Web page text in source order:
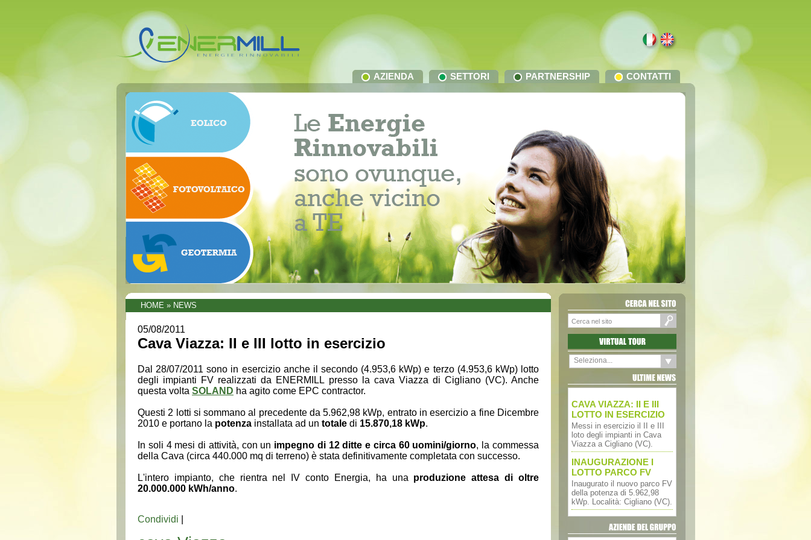
AZIENDA SETTORI PARTNERSHIP CONTATTI
HOME » NEWS
05/08/2011
Cava Viazza: II e III lotto in esercizio
Dal 28/07/2011 sono in esercizio anche il secondo (4.953,6 kWp) e terzo (4.953,6 kWp) lotto
degli impianti FV realizzati da ENERMILL presso la cava Viazza di Cigliano (VC). Anche
questa volta SOLAND ha agito come EPC contractor.
Questi 2 lotti si sommano al precedente da 5.962,98 kWp, entrato in esercizio a fine Dicembre
2010 e portano la potenza installata ad un totale di 15.870,18 kWp.
In soli 4 mesi di attività, con un impegno di 12 ditte e circa 60 uomini/giorno, la commessa
della Cava (circa 440.000 mq di terreno) è stata definitivamente completata con successo.
L'intero impianto, che rientra nel IV conto Energia, ha una produzione attesa di oltre
20.000.000 kWh/anno.
Condividi
Seleziona...
CAVA VIAZZA: II E III
LOTTO IN ESERCIZIO
Messi in esercizio il II e III
loto degli impianti in Cava
Viazza a Cigliano (VC).
INAUGURAZIONE I
LOTTO PARCO FV
Inaugurato il nuovo parco FV
della potenza di 5.962,98
kWp. Località: Cigliano (VC).